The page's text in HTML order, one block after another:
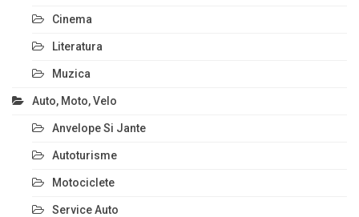
Cinema
Literatura
Muzica
Auto, Moto, Velo
Anvelope Si Jante
Autoturisme
Motociclete
Service Auto